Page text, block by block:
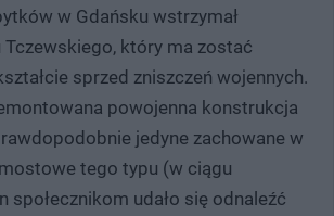
w Gdańsku wstrzymał
który ma zostać
sprzed zniszczeń wojennych.
powojenna konstrukcja
jedyne zachowane w
tego typu (w ciągu
społecznikom udało się odnaleźć